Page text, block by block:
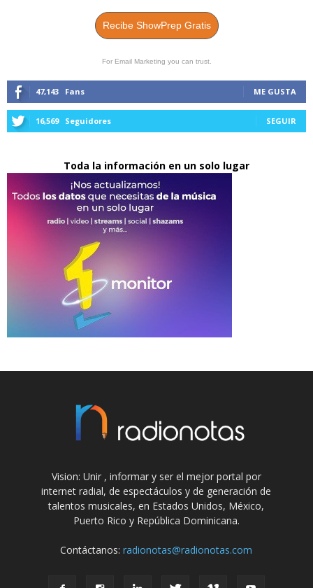
Recibe ShowPrep Gratis
For Email Marketing you can trust.
47,143 Fans ME GUSTA
16,569 Seguidores SEGUIR
Toda la información en un solo lugar
Vision: Unir , informar y ser el mejor portal por
internet radial, de espectáculos y de generación de
talentos musicales, en Estados Unidos, México,
Puerto Rico y República Dominicana.
Contáctanos:radionotas@radionotas.com